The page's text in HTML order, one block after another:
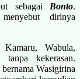
sebagai Bonto.
dirinya
Kamaru, Wabula,
kekerasan.
Wasigirina